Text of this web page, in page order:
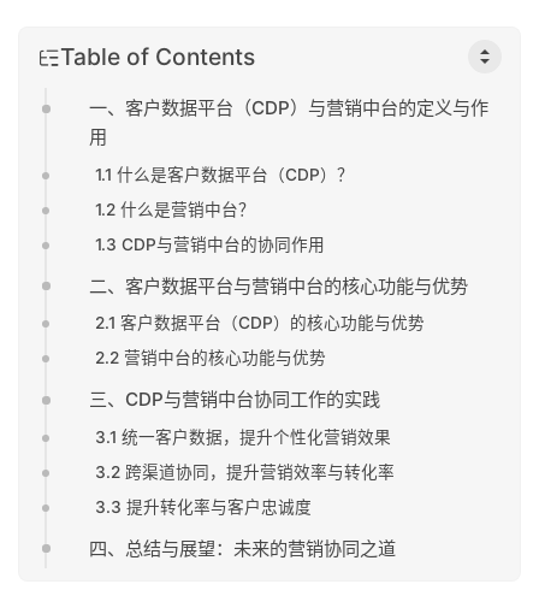
Table of Contents
一、客户数据平台（CDP）与营销中台的定义与作
用
1.1 什么是客户数据平台（CDP）？
1.2 什么是营销中台？
1.3 CDP与营销中台的协同作用
二、客户数据平台与营销中台的核心功能与优势
2.1 客户数据平台（CDP）的核心功能与优势
2.2 营销中台的核心功能与优势
三、CDP与营销中台协同工作的实践
3.1 统一客户数据，提升个性化营销效果
3.2 跨渠道协同，提升营销效率与转化率
3.3 提升转化率与客户忠诚度
四、总结与展望：未来的营销协同之道